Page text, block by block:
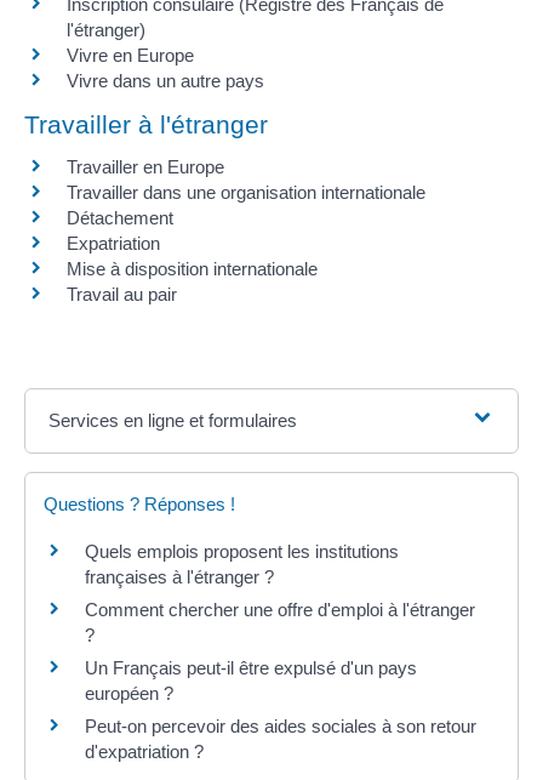
l'étranger)
Vivre en Europe
Vivre dans un autre pays
Travailler à l'étranger
Travailler en Europe
Travailler dans une organisation internationale
Détachement
Expatriation
Mise à disposition internationale
Travail au pair
Services en ligne et formulaires
Questions ? Réponses !
Quels emplois proposent les institutions
françaises à l'étranger ?
Comment chercher une offre d'emploi à l'étranger
?
Un Français peut-il être expulsé d'un pays
européen ?
Peut-on percevoir des aides sociales à son retour
d'expatriation ?